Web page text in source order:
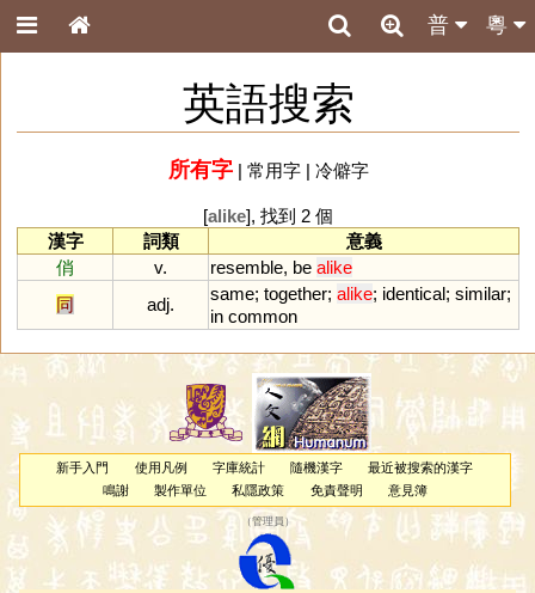
粵
普
英語搜索
所有字| 常用字| 冷僻字
[alike], 找到 2 個
漢字
詞類
意義
俏
v. resemble, be alike
同
adj.
same; together; alike; identical; similar;
in common
新手入門 使用凡例 字庫統計 隨機漢字
最近被搜索的漢字
鳴謝
製作單位 私隱政策 免責聲明 意見簿
（管理員 ）